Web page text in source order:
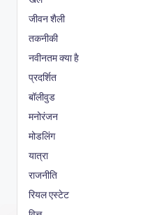
जीवन शैली
तकनीकी
नवीनतम क्या है
प्रदर्शित
बॉलीवुड
मनोरंजन
मोडलिंग
यात्रा
राजनीति
रियल एस्टेट